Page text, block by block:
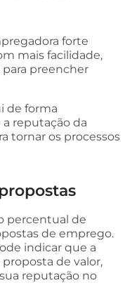
forte
mais facilidade,
preencher
de forma
reputação da
tornar os processos
percentual de
de emprego.
indicar que a
de valor,
reputação no